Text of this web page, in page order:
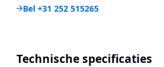
Bel +31 252 515265
Technische specificaties